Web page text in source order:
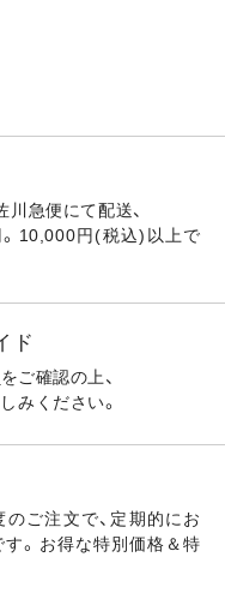
川急便にて配送、
10,000円(税込)以上で
ド
をご確認の上、
みください。
ご注文で、定期的にお
。お得な特別価格＆特